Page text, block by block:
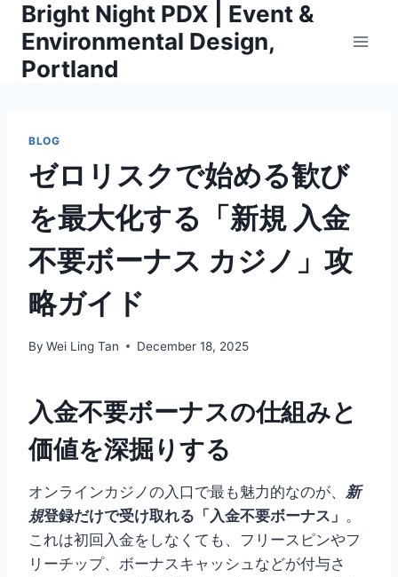
Skip
content
Bright Night PDX | Event &
Environmental Design,
Portland
BLOG
ゼロリスクで始める歓び
を最大化する「新規 入金
不要ボーナス カジノ」攻
略ガイド
By Wei Ling Tan December 18, 2025
入金不要ボーナスの仕組みと
価値を深掘りする
オンラインカジノの入口で最も魅力的なのが、 新
規登録だけで受け取れる「入金不要ボーナス」 。
これは初回入金をしなくても、フリースピンやフ
リーチップ、ボーナスキャッシュなどが付与さ